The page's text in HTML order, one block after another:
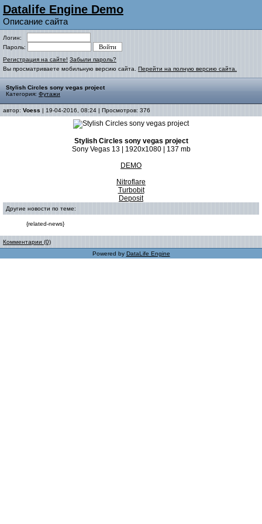
Datalife Engine Demo
Описание сайта
Логин:
Пароль:
Регистрация на сайте! Забыли пароль?
Вы просматриваете мобильную версию сайта. Перейти на полную версию сайта.
Stylish Circles sony vegas project
Категория: Футажи
автор: Voess | 19-04-2016, 08:24 | Просмотров: 376
Stylish Circles sony vegas project
Sony Vegas 13 | 1920x1080 | 137 mb
DEMO
Nitroflare
Turbobit
Deposit
Другие новости по теме:
{related-news}
Комментарии (0)
Powered by DataLife Engine